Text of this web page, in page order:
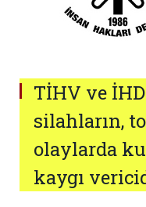
TİHV ve
silahların,
olaylarda
kaygı